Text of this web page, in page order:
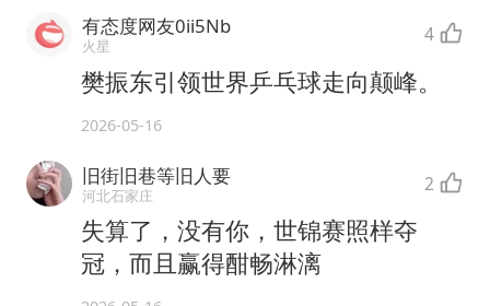
有态度网友0ii5Nb
火星 4
樊振东引领世界乒乓球走向颠峰。
2026-05-16
旧街旧巷等旧人要
河北石家庄 2
失算了，没有你，世锦赛照样夺
冠，而且赢得酣畅淋漓